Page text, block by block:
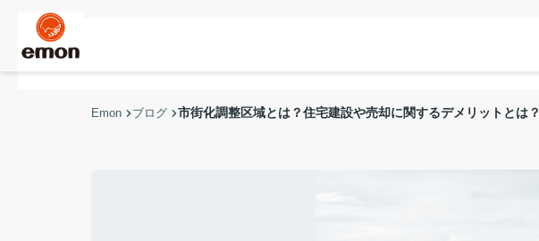
Emon ブログ 市街化調整区域とは？住宅建設や売却に関するデメリットとは？